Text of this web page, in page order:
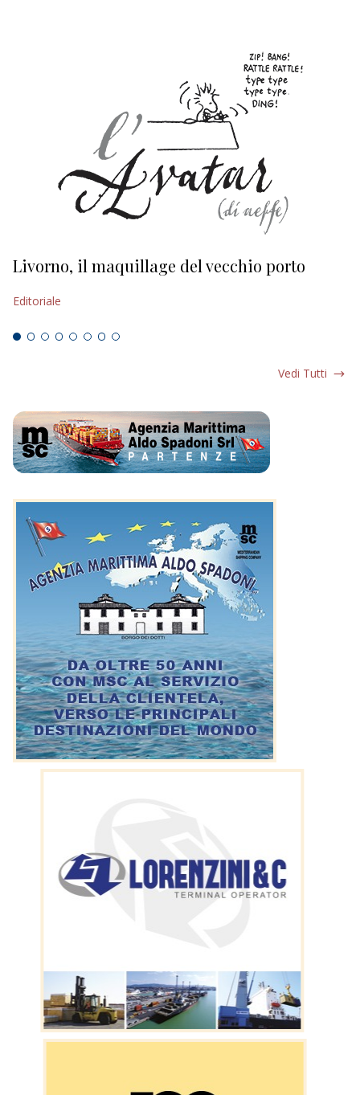
Livorno, il maquillage del vecchio porto
Editoriale
Vedi Tutti